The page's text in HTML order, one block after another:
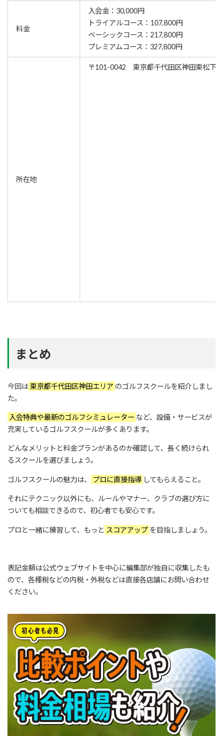
料金
入会金：30,000円
トライアルコース：107,800円
ベーシックコース：217,800円
プレミアムコース：327,800円
所在地
〒101-0042 東京都千代田区神田東松下
まとめ
今回は東京都千代田区神田エリア のゴルフスクールを紹介しまし
た。
入会特典や最新のゴルフシミュレーター など、設備・サービスが
充実しているゴルフスクールが多くあります。
どんなメリットと料金プランがあるのか確認して、長く続けられ
るスクールを選びましょう。
ゴルフスクールの魅力は、 プロに直接指導 してもらえること。
それにテクニック以外にも、ルールやマナー、クラブの選び方に
ついても相談できるので、初心者でも安心です。
プロと一緒に練習して、もっと スコアアップ を目指しましょう。
表記金額は公式ウェブサイトを中心に編集部が独自に収集したも
ので、各種税などの内税・外税などは直接各店舗にお問い合わせ
ください。